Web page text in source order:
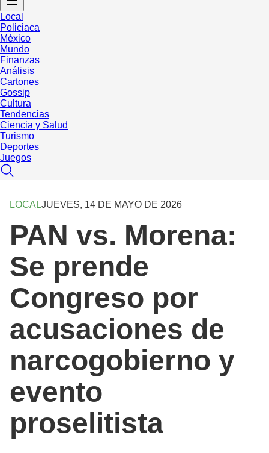
Local
Policiaca
México
Mundo
Finanzas
Análisis
Cartones
Gossip
Cultura
Tendencias
Ciencia y Salud
Turismo
Deportes
Juegos
LOCALJUEVES, 14 DE MAYO DE 2026
PAN vs. Morena:
Se prende
Congreso por
acusaciones de
narcogobierno y
evento
proselitista